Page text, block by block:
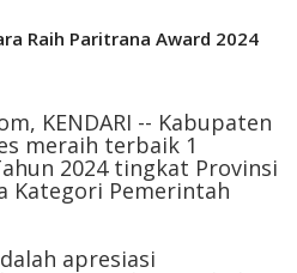
Raih Paritrana Award 2024
KENDARI -- Kabupaten
meraih terbaik 1
2024 tingkat Provinsi
Kategori Pemerintah
apresiasi